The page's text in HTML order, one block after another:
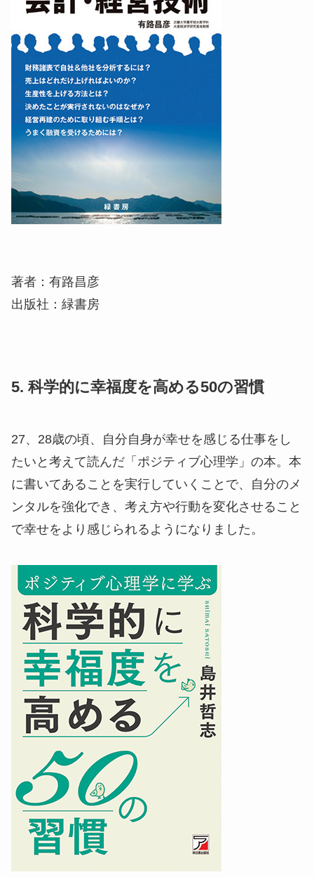
著者：有路昌彦
出版社：緑書房
5. 科学的に幸福度を高める50の習慣
27、28歳の頃、自分自身が幸せを感じる仕事をし
たいと考えて読んだ「ポジティブ心理学」の本。本
に書いてあることを実行していくことで、自分のメ
ンタルを強化でき、考え方や行動を変化させること
で幸せをより感じられるようになりました。